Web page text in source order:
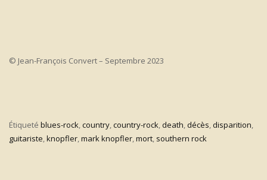
© Jean-François Convert – Septembre 2023
Étiqueté blues-rock,country,country-rock,death,décès,disparition,
guitariste,knopfler,mark knopfler,mort, southern rock